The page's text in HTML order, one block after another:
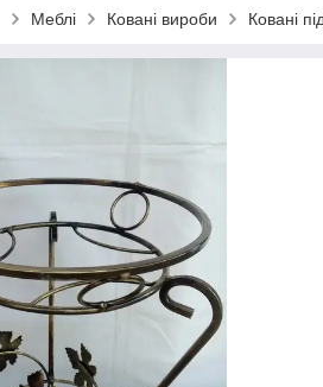
Меблі Ковані вироби Ковані